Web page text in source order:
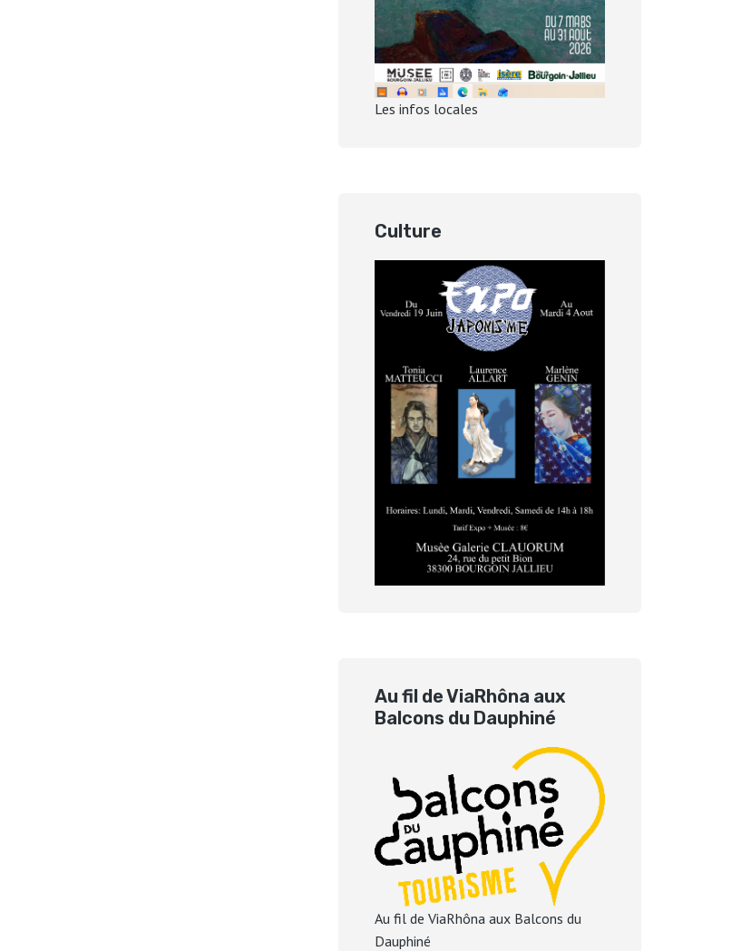
Les infos locales
Culture
Au fil de ViaRhôna aux
Balcons du Dauphiné
Au fil de ViaRhôna aux Balcons du
Dauphiné